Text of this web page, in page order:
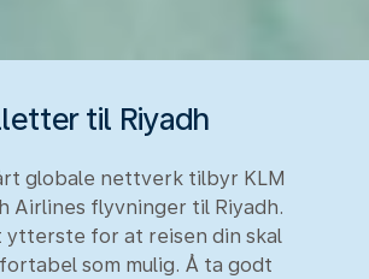
til Riyadh
globale nettverk tilbyr KLM
Airlines flyvninger til Riyadh.
ytterste for at reisen din skal
som mulig. Å ta godt